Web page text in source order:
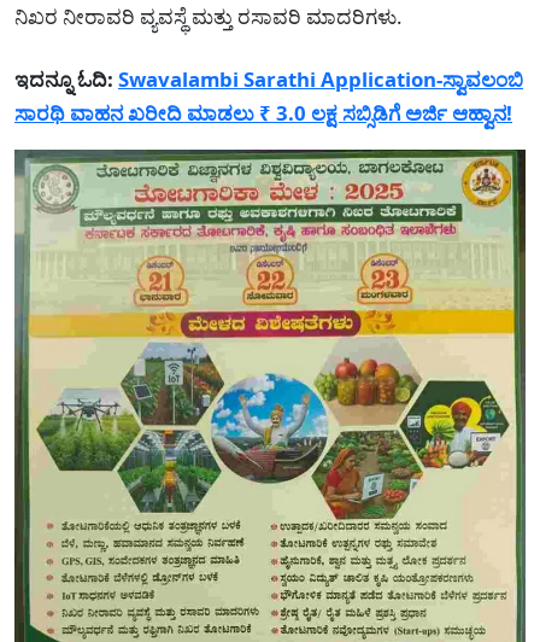
ನಿಖರ ನೀರಾವರಿ ವ್ಯವಸ್ಥೆ ಮತ್ತು ರಸಾವರಿ ಮಾದರಿಗಳು.
ಇದನ್ನೂ ಓದಿ: Swavalambi Sarathi Application-ಸ್ವಾವಲಂಬಿ
ಸಾರಥಿ ವಾಹನ ಖರೀದಿ ಮಾಡಲು ₹ 3.0 ಲಕ್ಷ ಸಬ್ಸಿಡಿಗೆ ಅರ್ಜಿ ಆಹ್ವಾನ!